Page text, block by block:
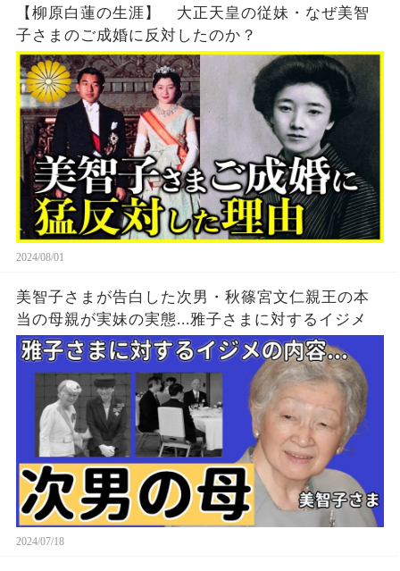
【柳原白蓮の生涯】 大正天皇の従妹・なぜ美智
子さまのご成婚に反対したのか？
2024/08/01
美智子さまが告白した次男・秋篠宮文仁親王の本
当の母親が実妹の実態...雅子さまに対するイジメ
2024/07/18